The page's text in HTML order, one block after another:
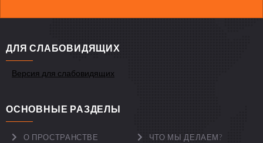
ДЛЯ СЛАБОВИДЯЩИХ
Версия для слабовидящих
ОСНОВНЫЕ РАЗДЕЛЫ
О ПРОСТРАНСТВЕ ЧТО МЫ ДЕЛАЕМ?